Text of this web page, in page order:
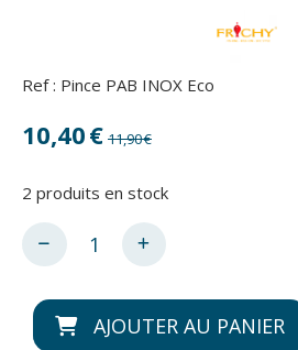
Ref : Pince PAB INOX Eco
10,40€ 11,90€
2 produits en stock
AJOUTER AU PANIER